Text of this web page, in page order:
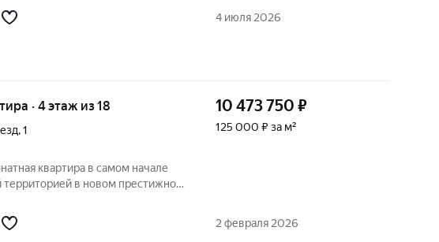
- не крайний, комфортный 2
4 июля 2026
· 4 этаж из 18
,1
квартира в самом начале
территорией в новом престижном
раздельный санузел.
10 473 750 ₽
125 000 ₽ за м²
2 февраля 2026